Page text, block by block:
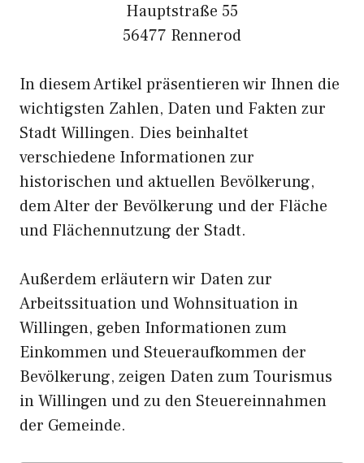
Hauptstraße 55
56477 Rennerod
In diesem Artikel präsentieren wir Ihnen die
wichtigsten Zahlen, Daten und Fakten zur
Stadt Willingen. Dies beinhaltet
verschiedene Informationen zur
historischen und aktuellen Bevölkerung,
dem Alter der Bevölkerung und der Fläche
und Flächennutzung der Stadt.
Außerdem erläutern wir Daten zur
Arbeitssituation und Wohnsituation in
Willingen, geben Informationen zum
Einkommen und Steueraufkommen der
Bevölkerung, zeigen Daten zum Tourismus
in Willingen und zu den Steuereinnahmen
der Gemeinde.